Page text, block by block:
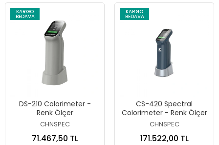
KARGO
BEDAVA
DS-210 Colorimeter -
Renk Ölçer
CHNSPEC
71.467,50 TL
KARGO
BEDAVA
CS-420 Spectral
Colorimeter - Renk Ölçer
CHNSPEC
171.522,00 TL